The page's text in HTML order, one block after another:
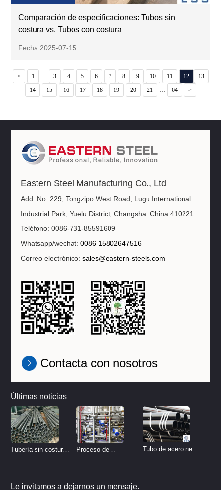
Comparación de especificaciones: Tubos sin
costura vs. Tubos con costura
Fecha:2025-07-15
< 1 3 4 5 6 7 8 9 10 11 12
13
14
15 16 17 18 19 20 21 64 >
Eastern Steel Manufacturing Co., Ltd
Add: No. 229, Tongzipo West Road, Lugu International
Industrial Park, Yuelu District, Changsha, China 410221
Teléfono: 0086-731-85591609
Whatsapp/wechat:0086 15802647516
Correo electrónico:sales@eastern-steels.com
Contacta con nosotros
Últimas noticias
Tubería sin costura
Proceso de
Tubo de acero negro
Le invitamos a dejarnos un mensaje.